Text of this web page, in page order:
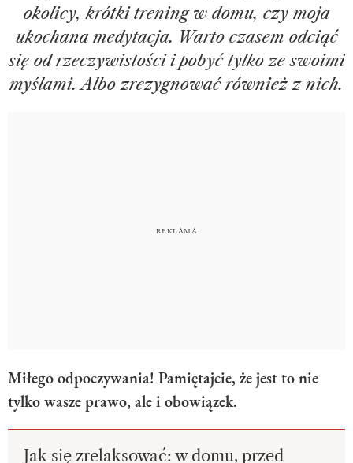
okolicy, krótki trening w domu, czy moja
ukochana medytacja. Warto czasem odciąć
się od rzeczywistości i pobyć tylko ze swoimi
myślami. Albo zrezygnować również z nich.
Miłego odpoczywania! Pamiętajcie, że jest to nie
tylko wasze prawo, ale i obowiązek.
Jak się zrelaksować: w domu, przed